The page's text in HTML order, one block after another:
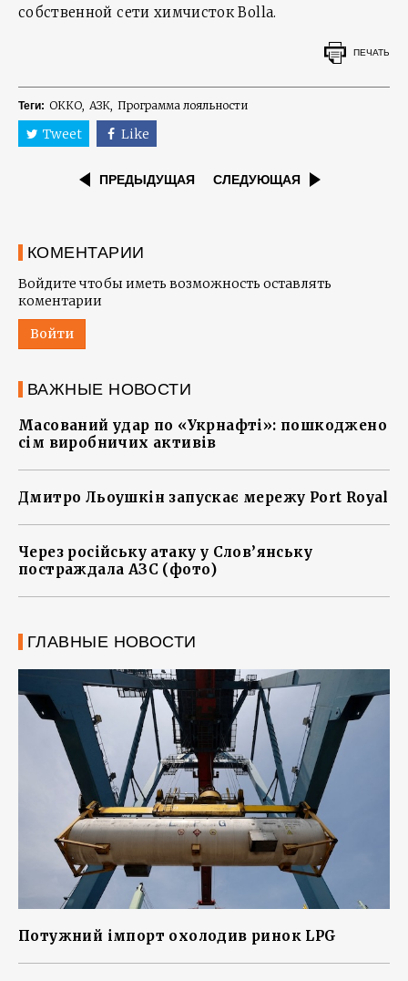
собственной сети химчисток Bolla.
ПЕЧАТЬ
Теги: ОККО АЗК Программа лояльности
Tweet Like
ПРЕДЫДУЩАЯ СЛЕДУЮЩАЯ
КОМЕНТАРИИ
Войдите чтобы иметь возможность оставлять
коментарии
Войти
ВАЖНЫЕ НОВОСТИ
Масований удар по «Укрнафті»: пошкоджено
сім виробничих активів
Дмитро Льоушкін запускає мережу Port Royal
Через російську атаку у Слов’янську
постраждала АЗС (фото)
ГЛАВНЫЕ НОВОСТИ
Потужний імпорт охолодив ринок LPG